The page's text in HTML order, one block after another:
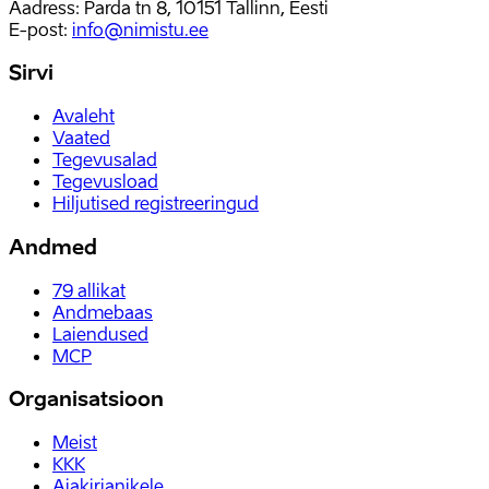
Aadress: Parda tn 8, 10151 Tallinn, Eesti
E-post: info@nimistu.ee
Sirvi
Avaleht
Vaated
Tegevusalad
Tegevusload
Hiljutised registreeringud
Andmed
79 allikat
Andmebaas
Laiendused
MCP
Organisatsioon
Meist
KKK